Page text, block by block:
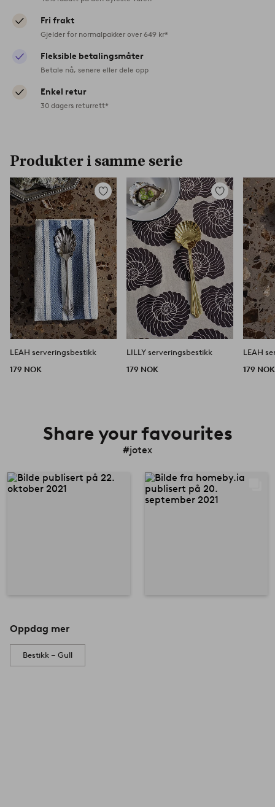
Fri frakt
Gjelder for normalpakker over 649 kr*
Fleksible betalingsmåter
Betale nå, senere eller dele opp
Enkel retur
30 dagers returrett*
Produkter i samme serie
Legg
til
favoritter
LEAH serveringsbestikk
179 NOK
Legg
til
favoritter
LILLY serveringsbestikk
179 NOK
LEAH
179 NOK
Share your favourites
#jotex
Oppdag mer
Bestikk – Gull